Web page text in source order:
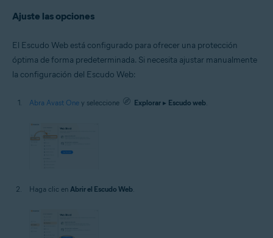
Apple macOS 10.15.x (Catalina)
Ajuste las opciones
El Escudo Web está configurado para ofrecer una protección
óptima de forma predeterminada. Si necesita ajustar manualmente
la configuración del Escudo Web:
Abra Avast One y seleccione Explorar ▸ Escudo web.
Haga clic en Abrir el Escudo Web